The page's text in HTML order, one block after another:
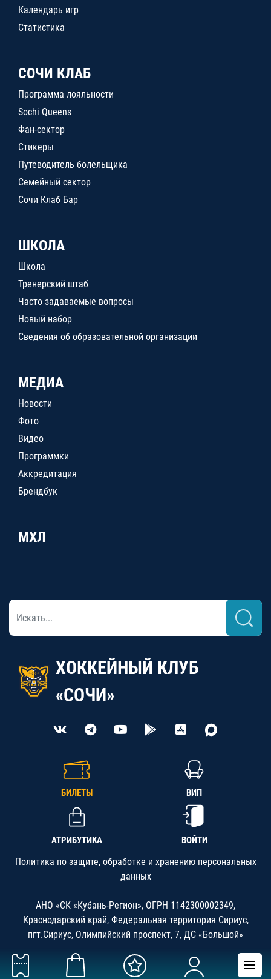
Календарь игр
Статистика
СОЧИ КЛАБ
Программа лояльности
Sochi Queens
Фан-сектор
Стикеры
Путеводитель болельщика
Семейный сектор
Сочи Клаб Бар
ШКОЛА
Школа
Тренерский штаб
Часто задаваемые вопросы
Новый набор
Сведения об образовательной организации
МЕДИА
Новости
Фото
Видео
Программки
Аккредитация
Брендбук
МХЛ
ХОККЕЙНЫЙ КЛУБ
«СОЧИ»
БИЛЕТЫ ВИП
АТРИБУТИКА ВОЙТИ
Политика по защите, обработке и хранению персональных
данных
АНО «СК «Кубань-Регион», ОГРН 1142300002349,
Краснодарский край, Федеральная территория Сириус,
пгт.Сириус, Олимпийский проспект, 7, ДС «Большой»